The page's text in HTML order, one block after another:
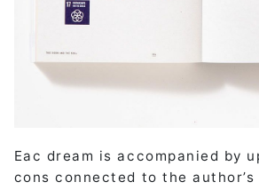
Eac dream is accompanied by
cons connected to the